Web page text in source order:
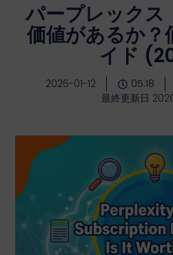
パープレックス
価値があるか？
イド
2026-01-12 05:18
最終更新日